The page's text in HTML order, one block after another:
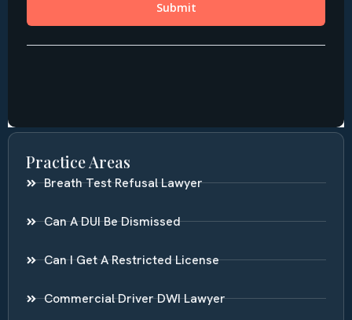
Practice Areas
Breath Test Refusal Lawyer
Can A DUI Be Dismissed
Can I Get A Restricted License
Commercial Driver DWI Lawyer